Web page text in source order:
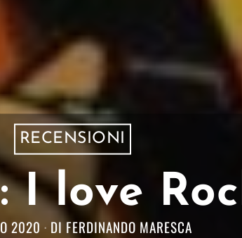
RECENSIONI
I love
2020 DI FERDINANDO MARESCA